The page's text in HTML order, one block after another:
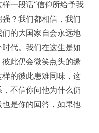
一段话“信仰所给予我
？我们都相信，我们
的大国家自会永远地
代。我们在这生是如
此仍会微笑点头的缘
的彼此患难同味，这
不信你问他为什么仍
是你的回答，如果他